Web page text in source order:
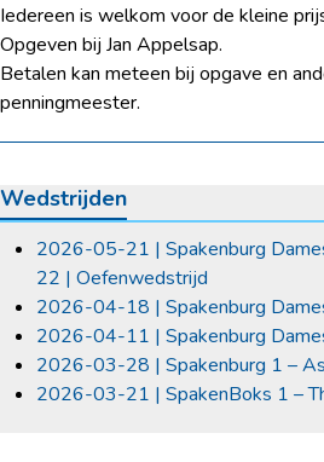
Iedereen is welkom voor de kleine
Opgeven bij Jan Appelsap.
Betalen kan meteen bij opgave en
penningmeester.
Wedstrijden
2026-05-21 | Spakenburg
22 | Oefenwedstrijd
2026-04-18 | Spakenburg
2026-04-11 | Spakenburg
2026-03-28 | Spakenburg 1 –
2026-03-21 | SpakenBoks 1 –